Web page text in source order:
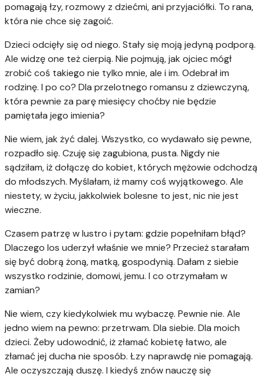
pomagają łzy, rozmowy z dziećmi, ani przyjaciółki. To rana,
która nie chce się zagoić.
Dzieci odcięły się od niego. Stały się moją jedyną podporą.
Ale widzę one też cierpią. Nie pojmują, jak ojciec mógł
zrobić coś takiego nie tylko mnie, ale i im. Odebrał im
rodzinę. I po co? Dla przelotnego romansu z dziewczyną,
która pewnie za parę miesięcy choćby nie będzie
pamiętała jego imienia?
Nie wiem, jak żyć dalej. Wszystko, co wydawało się pewne,
rozpadło się. Czuję się zagubiona, pusta. Nigdy nie
sądziłam, iż dołączę do kobiet, których mężowie odchodzą
do młodszych. Myślałam, iż mamy coś wyjątkowego. Ale
niestety, w życiu, jakkolwiek bolesne to jest, nic nie jest
wieczne.
Czasem patrzę w lustro i pytam: gdzie popełniłam błąd?
Dlaczego los uderzył właśnie we mnie? Przecież starałam
się być dobrą żoną, matką, gospodynią. Dałam z siebie
wszystko rodzinie, domowi, jemu. I co otrzymałam w
zamian?
Nie wiem, czy kiedykolwiek mu wybaczę. Pewnie nie. Ale
jedno wiem na pewno: przetrwam. Dla siebie. Dla moich
dzieci. Żeby udowodnić, iż złamać kobietę łatwo, ale
złamać jej ducha nie sposób. Łzy naprawdę nie pomagają.
Ale oczyszczają duszę. I kiedyś znów nauczę się